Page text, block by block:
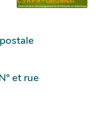
et rue